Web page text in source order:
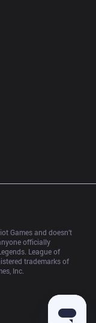
Games and doesn’t
officially
League of
trademarks of
Inc.